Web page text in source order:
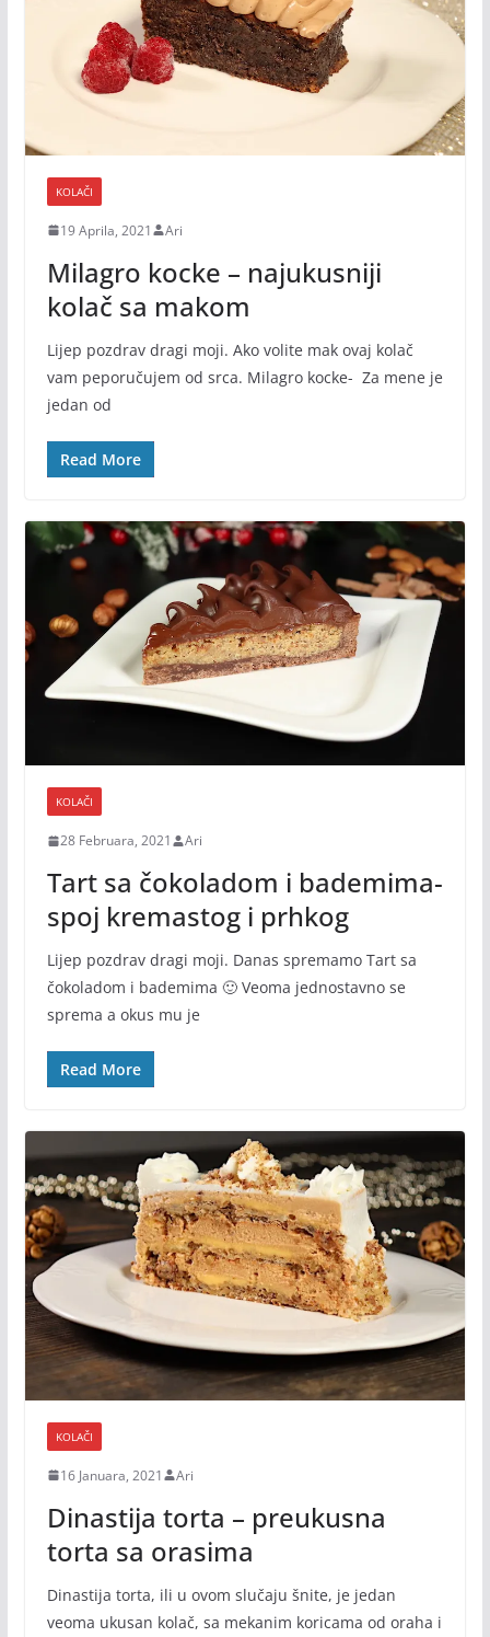
KOLAČI
19 Aprila, 2021 Ari
Milagro kocke – najukusniji
kolač sa makom
Lijep pozdrav dragi moji. Ako volite mak ovaj kolač
vam peporučujem od srca. Milagro kocke- Za mene je
jedan od
Read More
KOLAČI
28 Februara, 2021 Ari
Tart sa čokoladom i bademima-
spoj kremastog i prhkog
Lijep pozdrav dragi moji. Danas spremamo Tart sa
čokoladom i bademima 🙂 Veoma jednostavno se
sprema a okus mu je
Read More
KOLAČI
16 Januara, 2021 Ari
Dinastija torta – preukusna
torta sa orasima
Dinastija torta, ili u ovom slučaju šnite, je jedan
veoma ukusan kolač, sa mekanim koricama od oraha i